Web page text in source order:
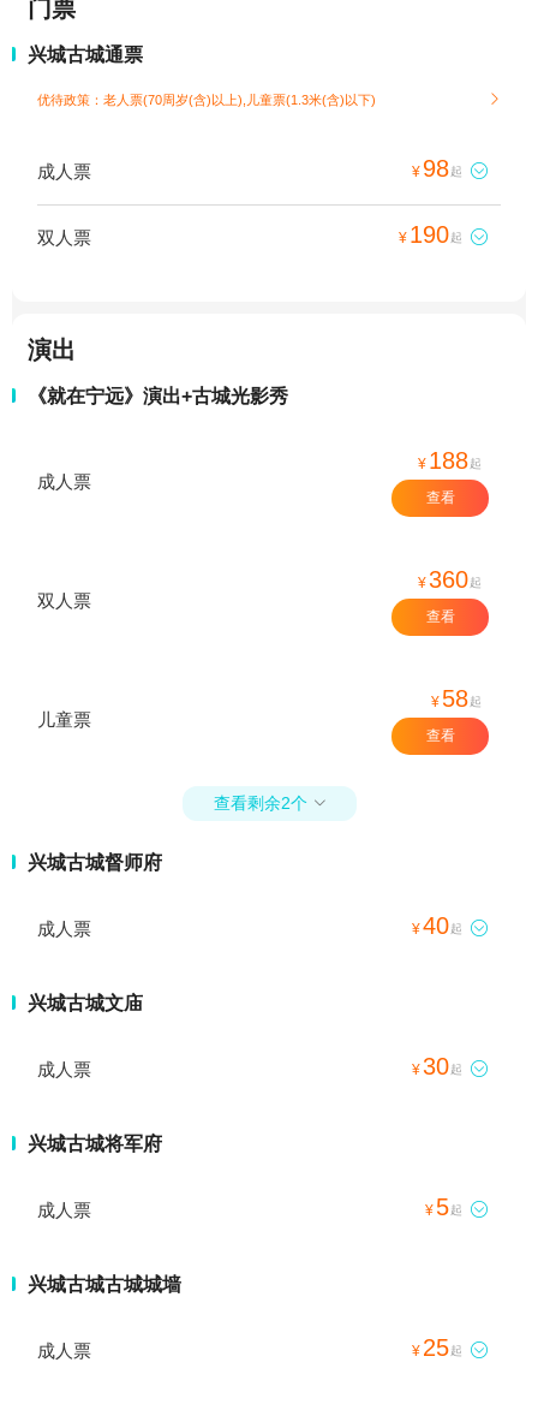
门票
兴城古城通票
优待政策：老人票(70周岁(含)以上),儿童票(1.3米(含)以下) 
成人票 ¥ 98起 
双人票 ¥ 190起 
演出
《就在宁远》演出+古城光影秀
成人票
¥ 188起
查看
双人票
¥360起
查看
儿童票
¥ 58起
查看
查看剩余2个 
兴城古城督师府
成人票 ¥40起 
兴城古城文庙
成人票 ¥30起 
兴城古城将军府
成人票 ¥ 5起 
兴城古城古城城墙
成人票 ¥ 25起 